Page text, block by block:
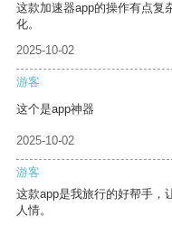
这款加速器app的操作有点复
化。
2025-10-02
游客
这个是app神器
2025-10-02
游客
这款app是我旅行的好帮手，
人情。